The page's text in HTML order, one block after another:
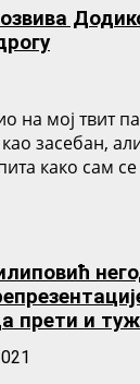
на мој твит
засебан,
како сам
прети и